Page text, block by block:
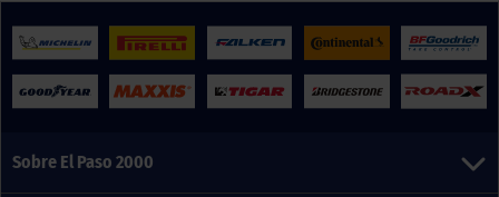
Sobre El Paso 2000